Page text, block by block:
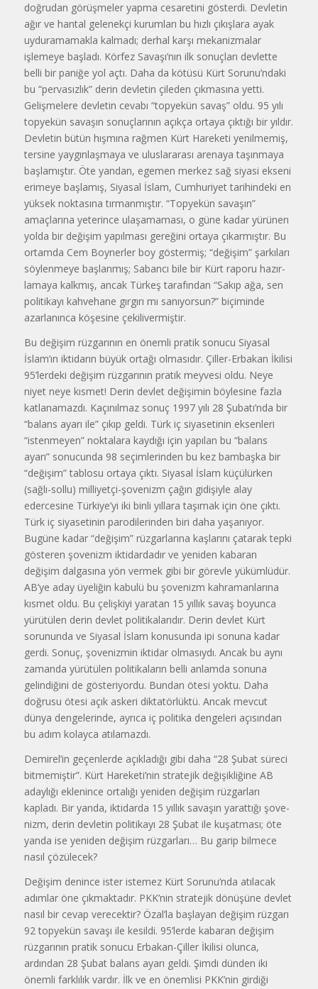
doğrudan görüşmeler yapma cesaretini gösterdi. Devletin
ağır ve hantal gelenekçi kurumları bu hızlı çıkışlara ayak
uyduramamakla kalmadı; derhal karşı mekanizmalar
işlemeye başladı. Körfez Savaşı’nın ilk sonuçları devlette
belli bir paniğe yol açtı. Daha da kötüsü Kürt Sorunu’ndaki
bu “pervasızlık” derin devletin çileden çıkmasına yetti.
Gelişmelere devletin cevabı “topyekün savaş” oldu. 95 yılı
topyekün savaşın sonuçlarının açıkça ortaya çıktığı bir yıldır.
Devletin bütün hışmına rağmen Kürt Hareketi yenilmemiş,
tersine yaygınlaşmaya ve uluslararası arenaya taşınmaya
başlamıştır. Öte yandan, ege­men merkez sağ siyasi ekseni
erimeye başlamış, Siyasal İslam, Cumhuriyet tari­hindeki en
yüksek noktasına tırman­mıştır. “Topyekün savaşın”
amaçlarına yeterince ulaşamaması, o güne kadar yürünen
yolda bir değişim yapılması gereğini ortaya çıkarmıştır. Bu
ortamda Cem Boynerler boy göstermiş; “değişim” şarkıları
söylenmeye başlan­mış; Sabancı bile bir Kürt raporu hazır­
lamaya kalkmış, ancak Türkeş tarafından “Sakıp ağa, sen
politikayı kahvehane gırgırı mı sanıyorsun?” biçiminde
azarla­nınca köşesine çekilivermiştir.
Bu değişim rüzgarının en önemli pratik sonucu Siyasal
İslam’ın iktidarın büyük ortağı olmasıdır. Çiller-Erbakan İkilisi
95’lerdeki değişim rüzgarının pratik meyvesi oldu. Neye
niyet neye kısmet! Derin devlet değişimin böylesine fazla
katlanamazdı. Kaçınılmaz sonuç 1997 yılı 28 Şubatı’nda bir
“balans ayarı ile” çıkıp geldi. Türk iç siyasetinin eksenleri
“istenmeyen” noktalara kay­dığı için yapılan bu “balans
ayarı” sonu­cunda 98 seçimlerinden bu kez bambaş­ka bir
“değişim” tablosu ortaya çıktı. Siyasal İslam küçülürken
(sağlı-sollu) milliyetçi-şovenizm çağın gidişiyle alay
edercesine Türkiye’yi iki binli yıllara taşımak için öne çıktı.
Türk iç siyasetinin parodilerinden biri daha yaşanıyor.
Bugüne kadar “değişim” rüzgarlarına kaşlarını çatarak tepki
gösteren şove­nizm iktidardadır ve yeniden kabaran
değişim dalgasına yön vermek gibi bir görevle yükümlüdür.
AB’ye aday üyeliğin kabulü bu şovenizm kahraman­larına
kısmet oldu. Bu çelişkiyi yaratan 15 yıllık savaş boyunca
yürütülen derin devlet politikalarıdır. Derin devlet Kürt
sorununda ve Siyasal İslam konusunda ipi sonuna kadar
gerdi. Sonuç, şove­nizmin iktidar olmasıydı. Ancak bu aynı
zamanda yürütülen politikaların belli anlamda sonuna
gelindiğini de gösteri­yordu. Bundan ötesi yoktu. Daha
doğrusu ötesi açık askeri diktatörlüktü. Ancak mevcut
dünya dengelerinde, ayrı­ca iç politika dengeleri açısından
bu adım kolayca atılamazdı.
Demirel’in geçenlerde açıkladığı gibi daha “28 Şubat süreci
bitmemiştir”. Kürt Hareketi’nin stratejik değişikliğine AB
adaylığı eklenince ortalığı yeniden değişim rüzgarları
kapladı. Bir yanda, iktidarda 15 yıllık savaşın yarattığı şove­
nizm, derin devletin politikayı 28 Şubat ile kuşatması; öte
yanda ise yeniden değişim rüzgarları… Bu garip bilmece
nasıl çözülecek?
Değişim denince ister istemez Kürt Sorunu‘nda atılacak
adımlar öne çık­maktadır. PKK’nin stratejik dönüşüne devlet
nasıl bir cevap verecektir? Özal’la başlayan değişim rüzgarı
92 topyekün savaşı ile kesildi. 95’lerde kabaran değişim
rüzgarının pratik sonucu Erbakan-Çiller İkilisi olunca,
ardından 28 Şubat balans ayarı geldi. Şimdi dünden iki
önemli farklılık vardır. İlk ve en önemlisi PKK’nin girdiği